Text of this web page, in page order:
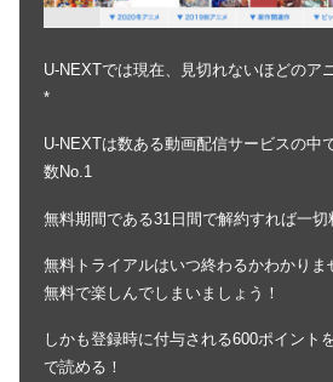
U-NEXTでは現在、見切れないほどのア
*
U-NEXTは数ある動画配信サービスの中
数No.1
無料期間である31日間で解約すれば一
無料トライアルはいつ終わるかわかりま
無料で楽しんでしまいましょう！
しかも登録時に付与される600ポイント
で読める！